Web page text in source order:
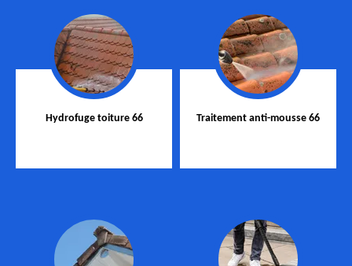
Hydrofuge toiture 66 Traitement anti-mousse 66